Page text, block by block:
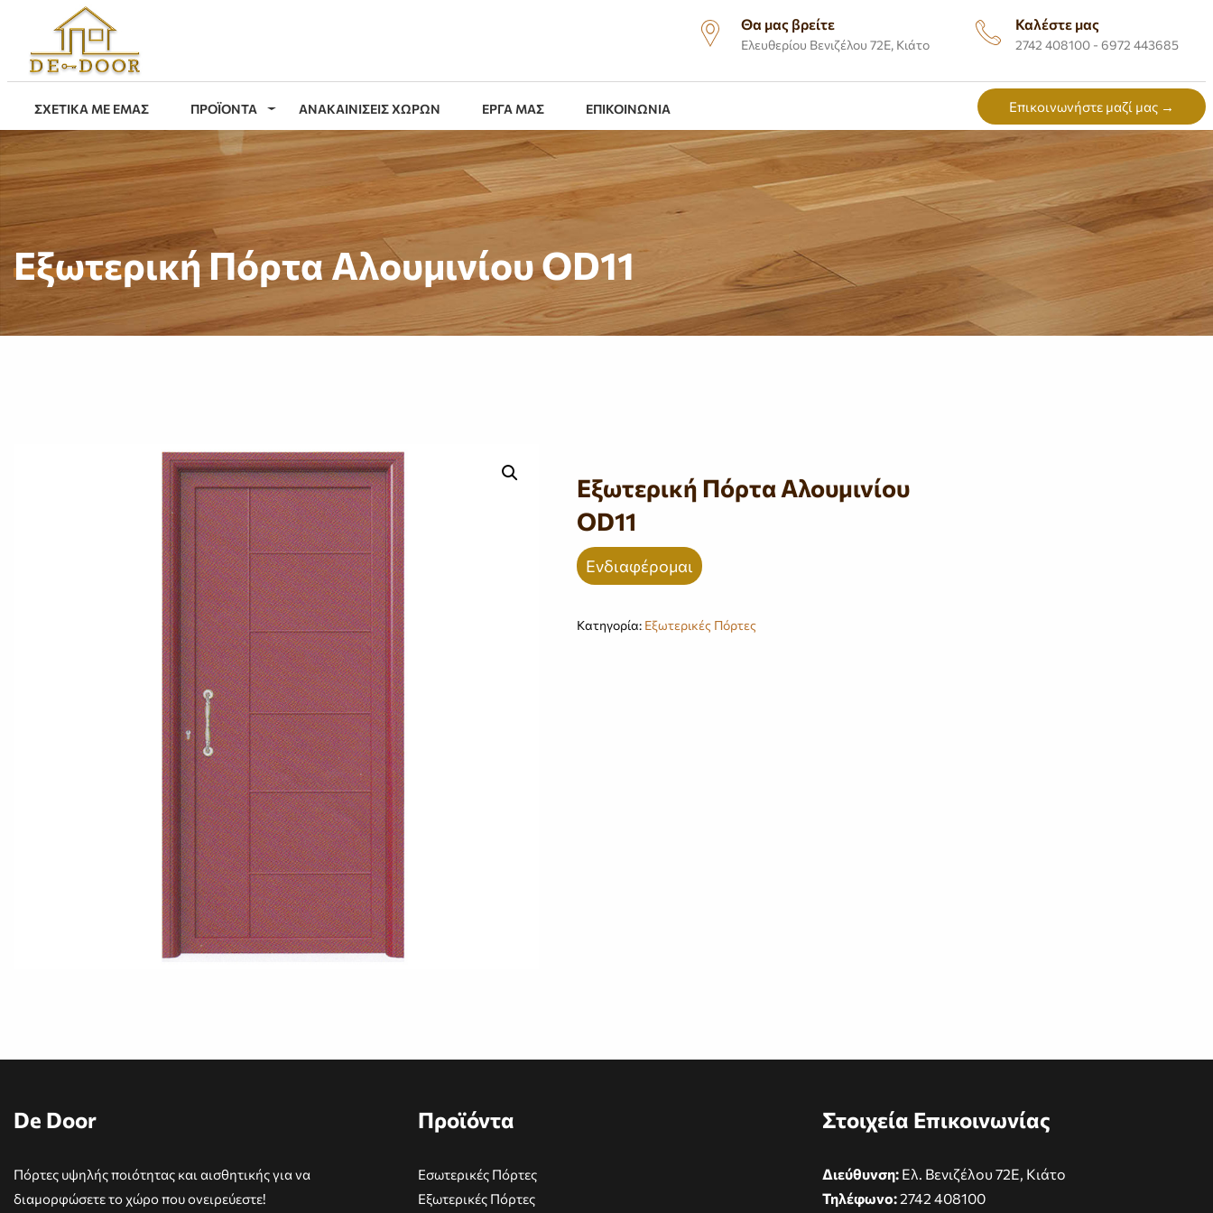
Θα μας βρείτε
Ελευθερίου Βενιζέλου 72Ε, Κιάτο
Καλέστε μας
2742 408100 - 6972 443685
ΣΧΕΤΙΚΑ ΜΕ ΕΜΑΣ ΠΡΟΪΟΝΤΑ ΑΝΑΚΑΙΝΙΣΕΙΣ ΧΩΡΩΝ ΕΡΓΑ ΜΑΣ ΕΠΙΚΟΙΝΩΝΙΑ Επικοινωνήστε μαζί μας →
Εξωτερική Πόρτα Αλουμινίου OD11
Εξωτερική Πόρτα Αλουμινίου
OD11
Ενδιαφέρομαι
Κατηγορία: Εξωτερικές Πόρτες
De Door
Πόρτες υψηλής ποιότητας και αισθητικής για να
διαμορφώσετε το χώρο που ονειρεύεστε!
Προϊόντα
Εσωτερικές Πόρτες
Εξωτερικές Πόρτες
Στοιχεία Επικοινωνίας
Διεύθυνση:Ελ. Βενιζέλου 72Ε, Κιάτο
Τηλέφωνο:2742 408100